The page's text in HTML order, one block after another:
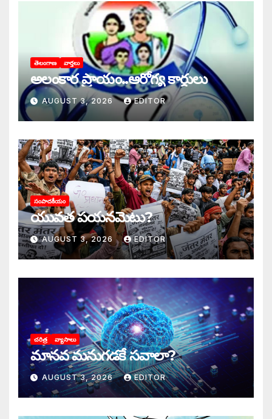
తెలంగాణ వార్తలు
అలంకార ప్రాయం..ఆరోగ్య కార్డులు
AUGUST 3, 2026 EDITOR
సంపాదకీయం
యువత పయనమెటు?
AUGUST 3, 2026 EDITOR
చరిత్ర వ్యాసాలు
మానవ మనుగడకే సవాలా?
AUGUST 3, 2026 EDITOR